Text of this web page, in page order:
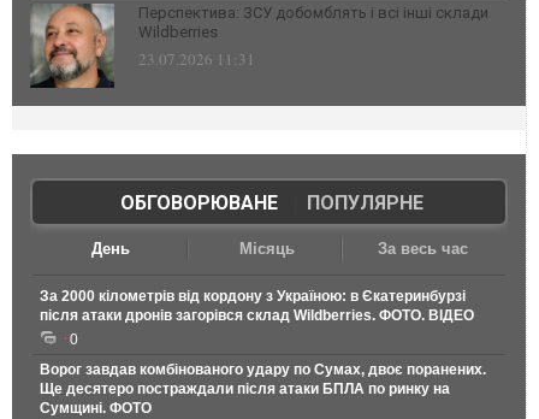
Перспектива: ЗСУ добомблять і всі інші склади
Wildberries
23.07.2026 11:31
ОБГОВОРЮВАНЕ| ПОПУЛЯРНЕ
День Місяць За весь час
За 2000 кілометрів від кордону з Україною: в Єкатеринбурзі
після атаки дронів загорівся склад Wildberries. ФОТО. ВІДЕО
0
Ворог завдав комбінованого удару по Сумах, двоє поранених.
Ще десятеро постраждали після атаки БПЛА по ринку на
Сумщині. ФОТО